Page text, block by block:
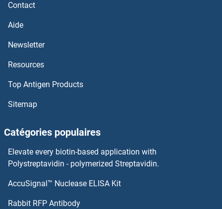
TESK2 Anticorps
TESK1 Anticorps
Tescalcin Anticorps
Tensin 4 Anticorps
Contact
Aide
Newsletter
Resources
Top Antigen Products
Sitemap
Catégories populaires
Elevate every biotin-based application with
Polystreptavidin - polymerized Streptavidin.
AccuSignal™ Nuclease ELISA Kit
Rabbit RFP Antibody